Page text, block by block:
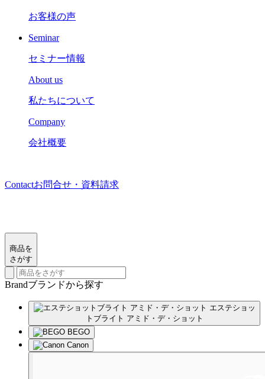
お客様の声
Seminar
セミナー情報
About us
私たちについて
Company
会社概要
Contactお問合せ・資料請求
商品を
さがす
Brandブランドから探す
エステショッ
トブライト アミド・デ・ショット
BEGO
Canon